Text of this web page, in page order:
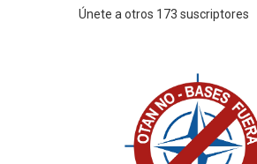
Únete a otros 173 suscriptores